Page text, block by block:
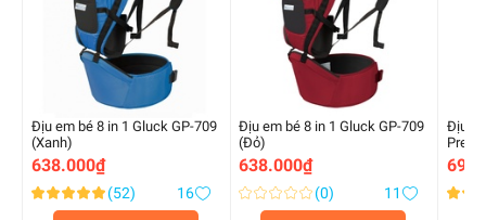
Địu em bé 8 in 1 Gluck GP-709
(Xanh)
638.000₫
Xếp
100.000000
(52) 16
Địu em bé 8 in 1 Gluck GP-709
(Đỏ)
638.000₫
Xếp
0.000000
(0) 11
Địu
Xếp